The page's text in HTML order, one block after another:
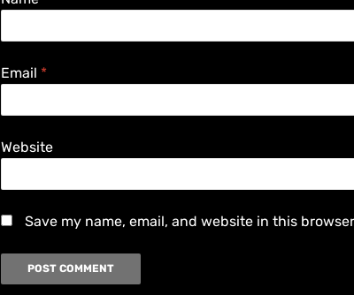
Email *
Website
Save my name, email, and website in this